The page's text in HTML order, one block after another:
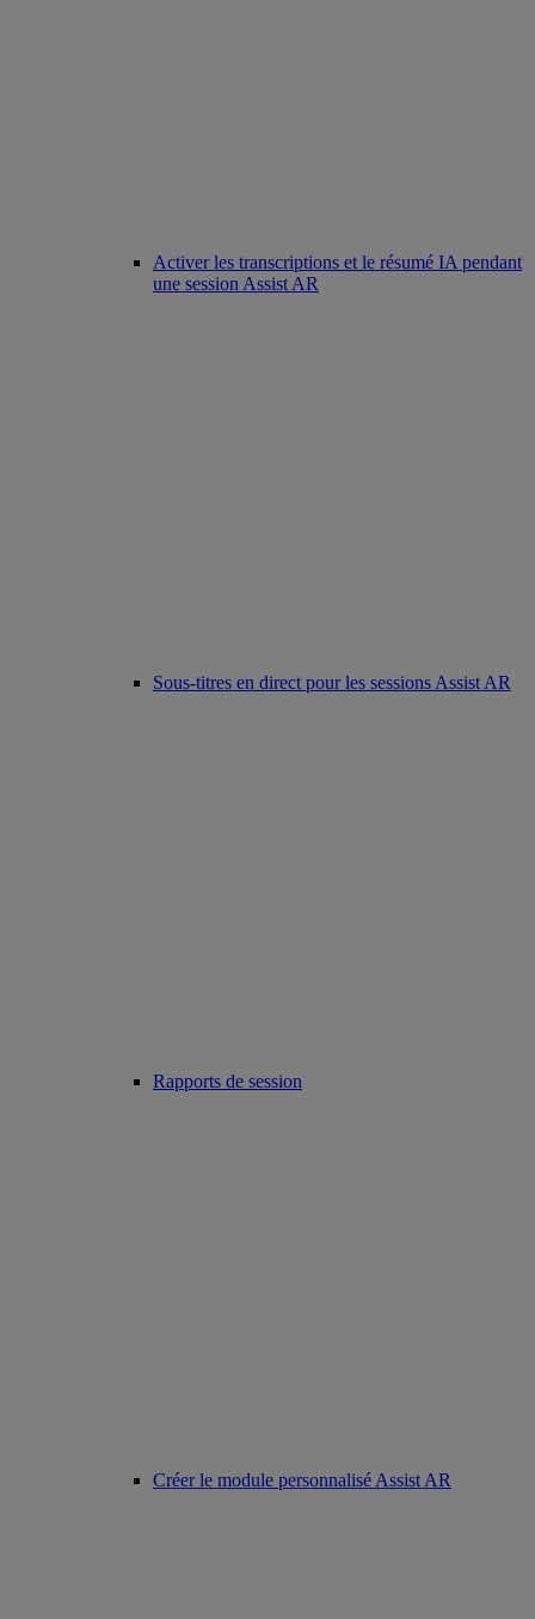
Activer les transcriptions et le résumé IA pendant
une session Assist AR
Sous-titres en direct pour les sessions Assist AR
Rapports de session
Créer le module personnalisé Assist AR